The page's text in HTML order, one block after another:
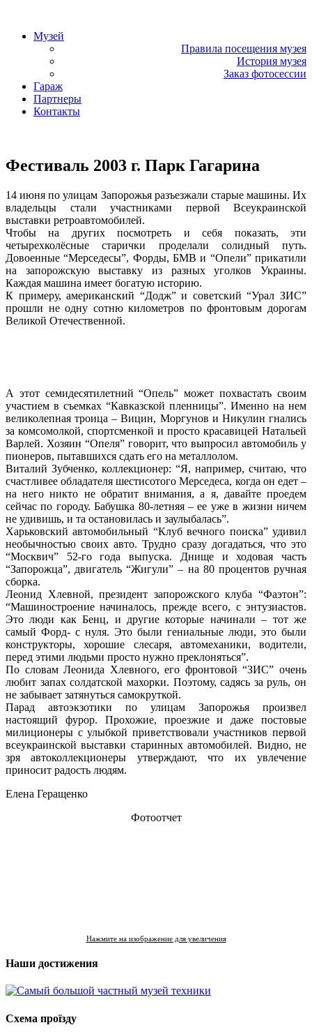
Музей
Правила посещения музея
История музея
Заказ фотосессии
Гараж
Партнеры
Контакты
Фестиваль 2003 г. Парк Гагарина
14 июня по улицам Запорожья разъезжали старые машины. Их
владельцы стали участниками первой Всеукраинской
выставки ретроавтомобилей.
Чтобы на других посмотреть и себя показать, эти
четырехколёсные старички проделали солидный путь.
Довоенные “Мерседесы”, Форды, БМВ и “Опели” прикатили
на запорожскую выставку из разных уголков Украины.
Каждая машина имеет богатую историю.
К примеру, американский “Додж” и советский “Урал ЗИС”
прошли не одну сотню километров по фронтовым дорогам
Великой Отечественной.
А этот семидесятилетний “Опель” может похвастать своим
участием в съемках “Кавказской пленницы”. Именно на нем
великолепная троица – Вицин, Моргунов и Никулин гнались
за комсомолкой, спортсменкой и просто красавицей Натальей
Варлей. Хозяин “Опеля” говорит, что выпросил автомобиль у
пионеров, пытавшихся сдать его на металлолом.
Виталий Зубченко, коллекционер: “Я, например, считаю, что
счастливее обладателя шестисотого Мерседеса, когда он едет –
на него никто не обратит внимания, а я, давайте проедем
сейчас по городу. Бабушка 80-летняя – ее уже в жизни ничем
не удивишь, и та остановилась и заулыбалась”.
Харьковский автомобильный “Клуб вечного поиска” удивил
необычностью своих авто. Трудно сразу догадаться, что это
“Москвич” 52-го года выпуска. Днище и ходовая часть
“Запорожца”, двигатель “Жигули” – на 80 процентов ручная
сборка.
Леонид Хлевной, президент запорожского клуба “Фаэтон”:
“Машиностроение начиналось, прежде всего, с энтузиастов.
Это люди как Бенц, и другие которые начинали – тот же
самый Форд- с нуля. Это были гениальные люди, это были
конструкторы, хорошие слесаря, автомеханики, водители,
перед этими людьми просто нужно преклоняться”.
По словам Леонида Хлевного, его фронтовой “ЗИС” очень
любит запах солдатской махорки. Поэтому, садясь за руль, он
не забывает затянуться самокруткой.
Парад автоэкзотики по улицам Запорожья произвел
настоящий фурор. Прохожие, проезжие и даже постовые
милиционеры с улыбкой приветствовали участников первой
всеукраинской выставки старинных автомобилей. Видно, не
зря автоколлекционеры утверждают, что их увлечение
приносит радость людям.
Елена Геращенко
Фотоотчет
Нажмите на изображение для увеличения
Наши достижения
Схема проїзду